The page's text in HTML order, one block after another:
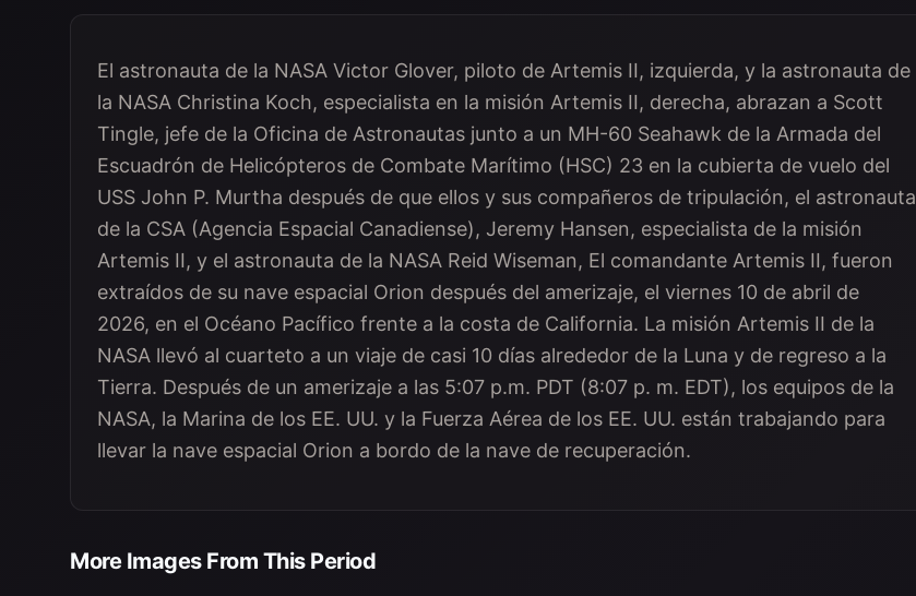
El astronauta de la NASA Victor Glover, piloto de Artemis II, izquierda, y la astronauta de
la NASA Christina Koch, especialista en la misión Artemis II, derecha, abrazan a Scott
Tingle, jefe de la Oficina de Astronautas junto a un MH-60 Seahawk de la Armada del
Escuadrón de Helicópteros de Combate Marítimo (HSC) 23 en la cubierta de vuelo del
USS John P. Murtha después de que ellos y sus compañeros de tripulación, el astronauta
de la CSA (Agencia Espacial Canadiense), Jeremy Hansen, especialista de la misión
Artemis II, y el astronauta de la NASA Reid Wiseman, El comandante Artemis II, fueron
extraídos de su nave espacial Orion después del amerizaje, el viernes 10 de abril de
2026, en el Océano Pacífico frente a la costa de California. La misión Artemis II de la
NASA llevó al cuarteto a un viaje de casi 10 días alrededor de la Luna y de regreso a la
Tierra. Después de un amerizaje a las 5:07 p.m. PDT (8:07 p. m. EDT), los equipos de la
NASA, la Marina de los EE. UU. y la Fuerza Aérea de los EE. UU. están trabajando para
llevar la nave espacial Orion a bordo de la nave de recuperación.
More Images From This Period